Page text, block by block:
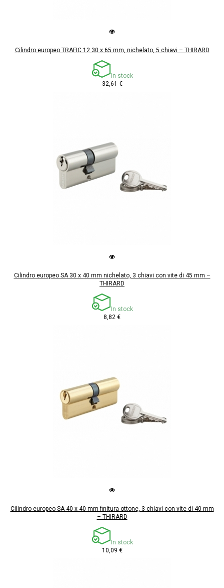
Cilindro europeo TRAFIC 12 30 x 65 mm, nichelato, 5 chiavi – THIRARD
In stock
32,61 €
Cilindro europeo SA 30 x 40 mm nichelato, 3 chiavi con vite di 45 mm –
THIRARD
In stock
8,82 €
Cilindro europeo SA 40 x 40 mm finitura ottone, 3 chiavi con vite di 40 mm
– THIRARD
In stock
10,09 €